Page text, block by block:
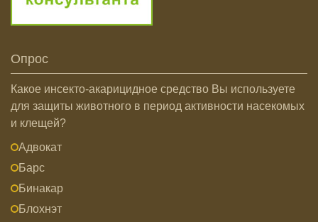
Опрос
Какое инсекто-акарицидное средство Вы используете
для защиты животного в период активности насекомых
и клещей?
Адвокат
Барс
Бинакар
Блохнэт